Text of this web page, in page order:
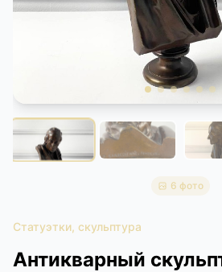
ДОСТАВКА И ОПЛАТА
6 фото
Статуэтки, скульптура
Антикварный